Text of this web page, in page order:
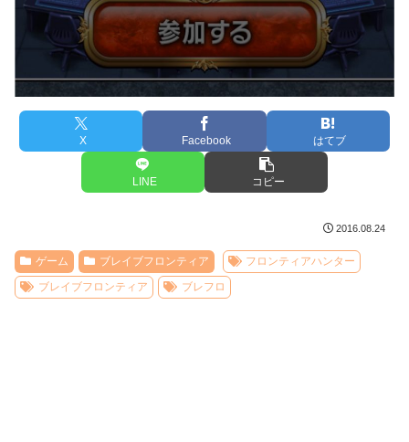
X Facebook はてブ
LINE コピー
2016.08.24
ゲーム ブレイブフロンティア
フロンティアハンター
ブレイブフロンティア
ブレフロ